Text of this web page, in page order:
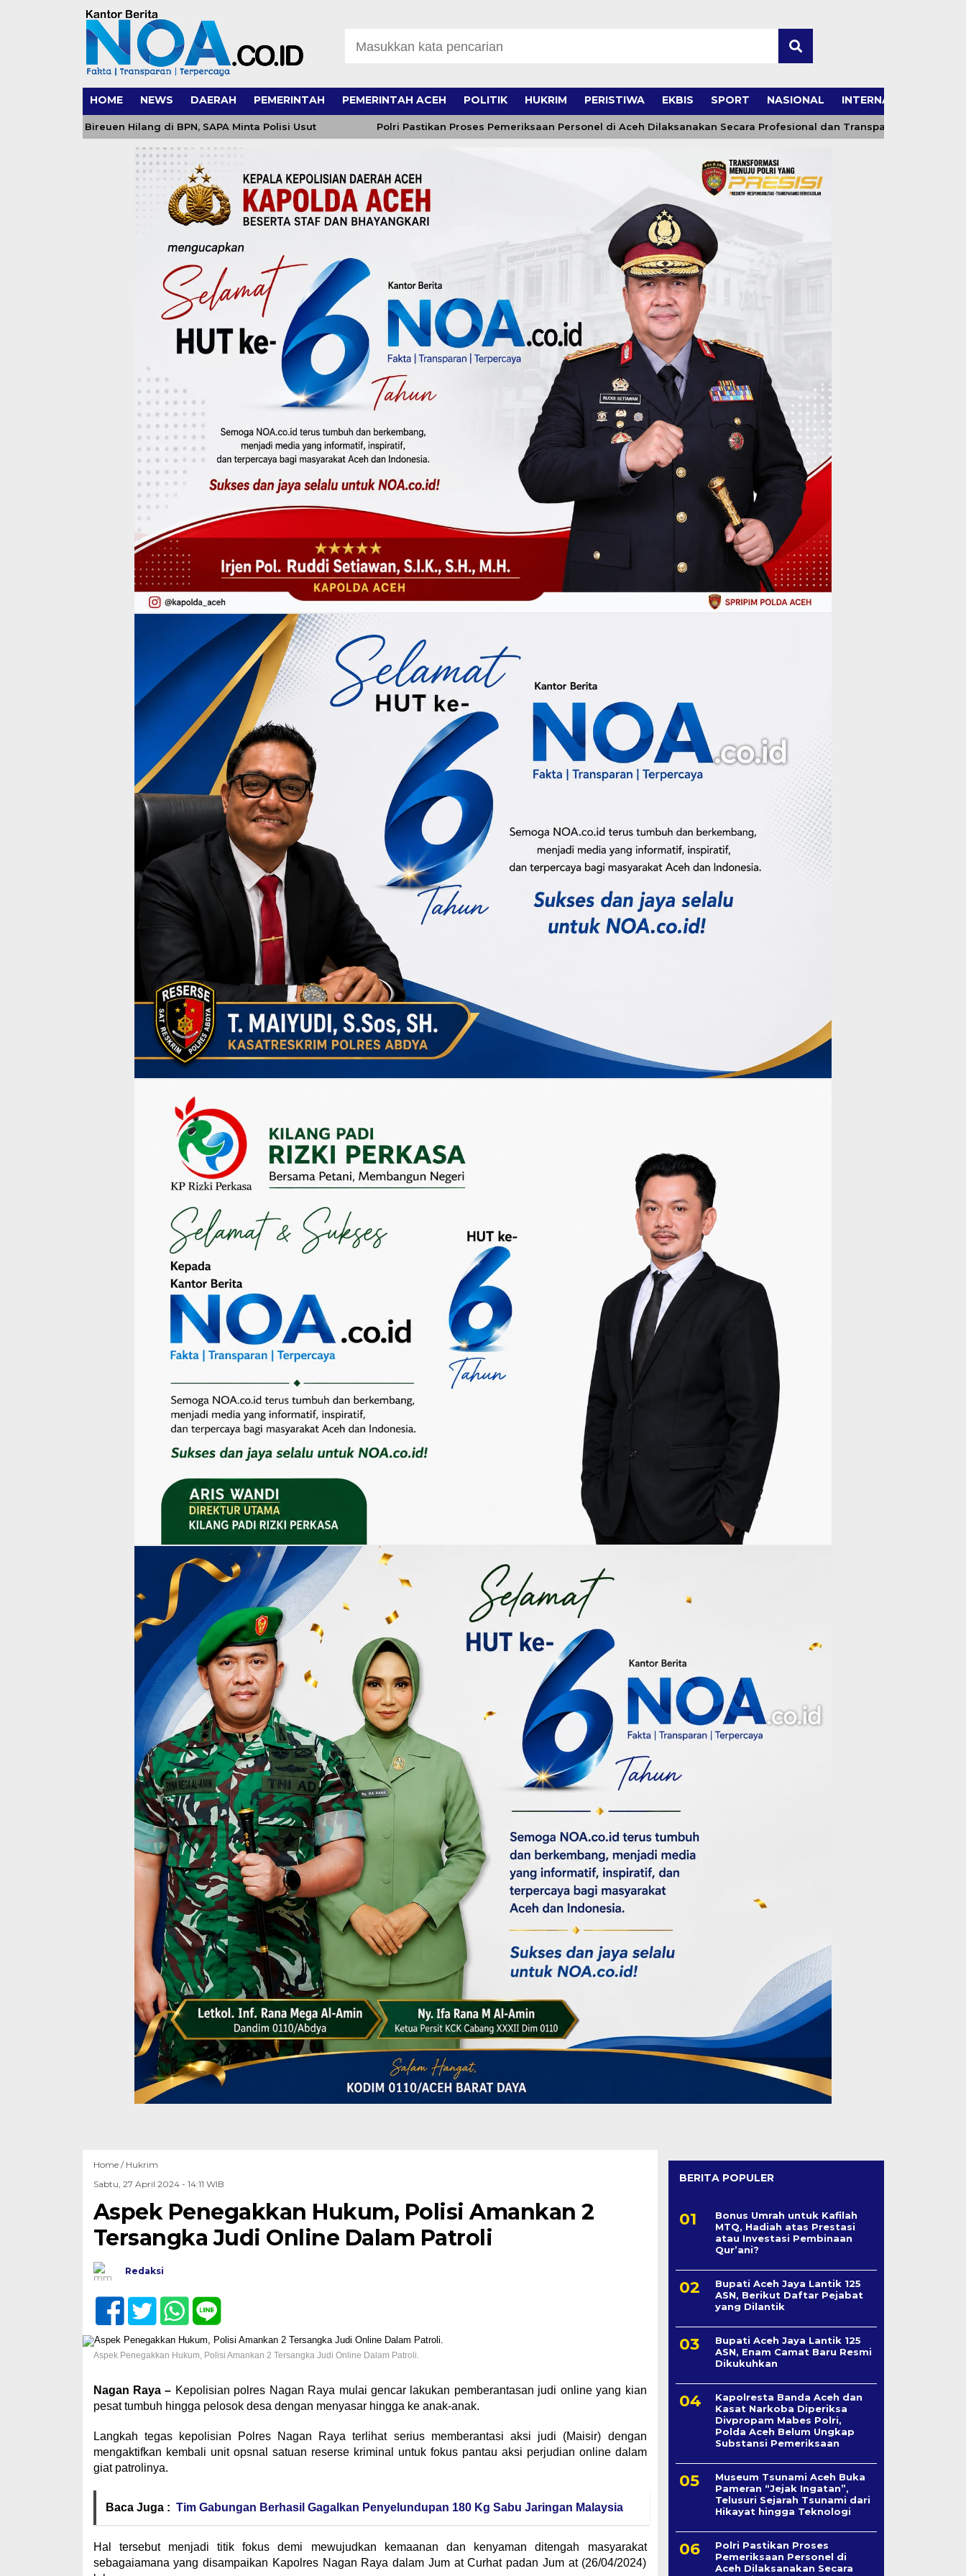
HOME NEWS DAERAH PEMERINTAH PEMERINTAH ACEH POLITIK HUKRIM PERISTIWA EKBIS SPORT NASIONAL INTERNASIONAL
Warga Bireuen Hilang di BPN, SAPA Minta Polisi Usut Polri Pastikan Proses Pemeriksaan Personel di Aceh Dilaksanakan Secara Profesional dan Transparan
Home / Hukrim
Sabtu, 27 April 2024 - 14:11 WIB
Aspek Penegakkan Hukum, Polisi Amankan 2
Tersangka Judi Online Dalam Patroli
Redaksi
Aspek Penegakkan Hukum, Polisi Amankan 2 Tersangka Judi Online Dalam Patroli.
Nagan Raya – Kepolisian polres Nagan Raya mulai gencar lakukan pemberantasan judi online yang kian
pesat tumbuh hingga pelosok desa dengan menyasar hingga ke anak-anak.
Langkah tegas kepolisian Polres Nagan Raya terlihat serius memberantasi aksi judi (Maisir) dengan
mengaktifkan kembali unit opsnal satuan reserse kriminal untuk fokus pantau aksi perjudian online dalam
giat patrolinya.
Baca Juga : Tim Gabungan Berhasil Gagalkan Penyelundupan 180 Kg Sabu Jaringan Malaysia
Hal tersebut menjadi titik fokus demi mewujudkan kemaanan dan kenyaman ditengah masyarakat
sebagaiamana yang disampaikan Kapolres Nagan Raya dalam Jum at Curhat padan Jum at (26/04/2024)
BERITA POPULER
Bonus Umrah untuk Kafilah
MTQ, Hadiah atas Prestasi
atau Investasi Pembinaan
Qur’ani?
Bupati Aceh Jaya Lantik 125
ASN, Berikut Daftar Pejabat
yang Dilantik
Bupati Aceh Jaya Lantik 125
ASN, Enam Camat Baru Resmi
Dikukuhkan
Kapolresta Banda Aceh dan
Kasat Narkoba Diperiksa
Divpropam Mabes Polri,
Polda Aceh Belum Ungkap
Substansi Pemeriksaan
Museum Tsunami Aceh Buka
Pameran “Jejak Ingatan”,
Telusuri Sejarah Tsunami dari
Hikayat hingga Teknologi
Polri Pastikan Proses
Pemeriksaan Personel di
Aceh Dilaksanakan Secara